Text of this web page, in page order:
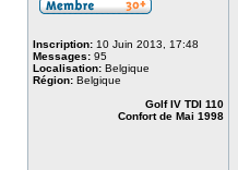
Inscription: 10 Juin 2013, 17:48
Messages: 95
Localisation: Belgique
Région: Belgique
Golf IV TDI 110
Confort de Mai 1998